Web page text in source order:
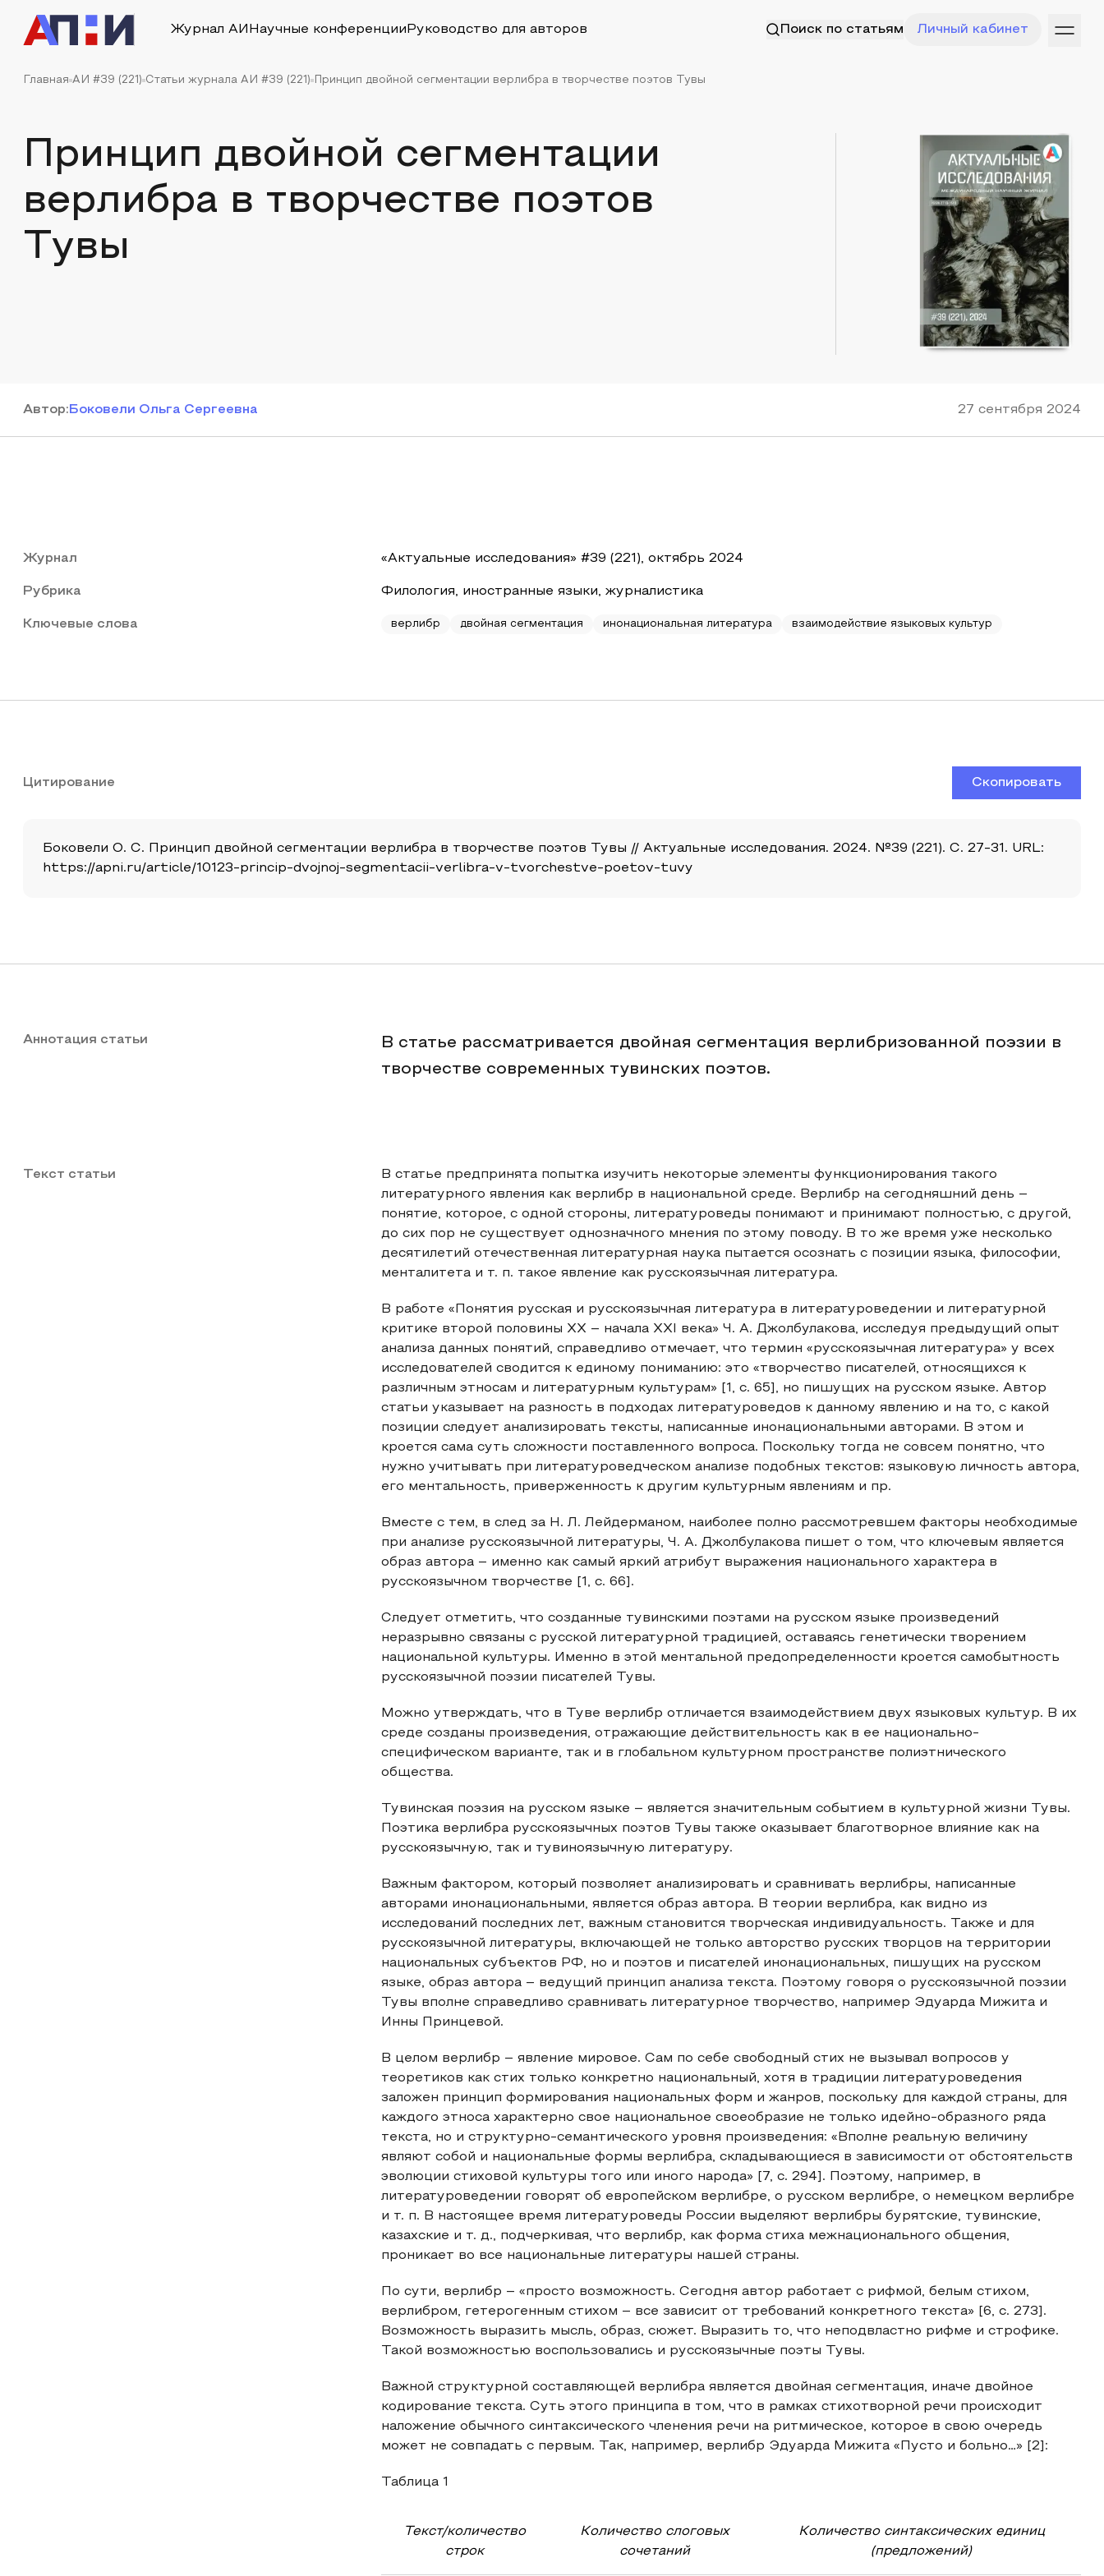
Журнал АИ Научные конференции Руководство для авторов Поиск по статьям Личный кабинет
Главная АИ #39 (221) Статьи журнала АИ #39 (221) Принцип двойной сегментации верлибра в творчестве поэтов Тувы
Принцип двойной сегментации
верлибра в творчестве поэтов
Тувы
Автор: Боковели Ольга Сергеевна 27 сентября 2024
Журнал «Актуальные исследования» #39 (221), октябрь 2024
Рубрика Филология, иностранные языки, журналистика
Ключевые слова верлибр двойная сегментация инонациональная литература взаимодействие языковых культур
Цитирование Скопировать
Боковели О. С. Принцип двойной сегментации верлибра в творчестве поэтов Тувы // Актуальные исследования. 2024. №39 (221). С. 27-31. URL:
https://apni.ru/article/10123-princip-dvojnoj-segmentacii-verlibra-v-tvorchestve-poetov-tuvy
Аннотация статьи
В статье рассматривается двойная сегментация верлибризованной поэзии в
творчестве современных тувинских поэтов.
Текст статьи
В статье предпринята попытка изучить некоторые элементы функционирования такого
литературного явления как верлибр в национальной среде. Верлибр на сегодняшний день –
понятие, которое, с одной стороны, литературоведы понимают и принимают полностью, с другой,
до сих пор не существует однозначного мнения по этому поводу. В то же время уже несколько
десятилетий отечественная литературная наука пытается осознать с позиции языка, философии,
менталитета и т. п. такое явление как русскоязычная литература.
В работе «Понятия русская и русскоязычная литература в литературоведении и литературной
критике второй половины XX – начала XXI века» Ч. А. Джолбулакова, исследуя предыдущий опыт
анализа данных понятий, справедливо отмечает, что термин «русскоязычная литература» у всех
исследователей сводится к единому пониманию: это «творчество писателей, относящихся к
различным этносам и литературным культурам» [1, с. 65], но пишущих на русском языке. Автор
статьи указывает на разность в подходах литературоведов к данному явлению и на то, с какой
позиции следует анализировать тексты, написанные инонациональными авторами. В этом и
кроется сама суть сложности поставленного вопроса. Поскольку тогда не совсем понятно, что
нужно учитывать при литературоведческом анализе подобных текстов: языковую личность автора,
его ментальность, приверженность к другим культурным явлениям и пр.
Вместе с тем, в след за Н. Л. Лейдерманом, наиболее полно рассмотревшем факторы необходимые
при анализе русскоязычной литературы, Ч. А. Джолбулакова пишет о том, что ключевым является
образ автора – именно как самый яркий атрибут выражения национального характера в
русскоязычном творчестве [1, с. 66].
Следует отметить, что созданные тувинскими поэтами на русском языке произведений
неразрывно связаны с русской литературной традицией, оставаясь генетически творением
национальной культуры. Именно в этой ментальной предопределенности кроется самобытность
русскоязычной поэзии писателей Тувы.
Можно утверждать, что в Туве верлибр отличается взаимодействием двух языковых культур. В их
среде созданы произведения, отражающие действительность как в ее национально-
специфическом варианте, так и в глобальном культурном пространстве полиэтнического
общества.
Тувинская поэзия на русском языке – является значительным событием в культурной жизни Тувы.
Поэтика верлибра русскоязычных поэтов Тувы также оказывает благотворное влияние как на
русскоязычную, так и тувиноязычную литературу.
Важным фактором, который позволяет анализировать и сравнивать верлибры, написанные
авторами инонациональными, является образ автора. В теории верлибра, как видно из
исследований последних лет, важным становится творческая индивидуальность. Также и для
русскоязычной литературы, включающей не только авторство русских творцов на территории
национальных субъектов РФ, но и поэтов и писателей инонациональных, пишущих на русском
языке, образ автора – ведущий принцип анализа текста. Поэтому говоря о русскоязычной поэзии
Тувы вполне справедливо сравнивать литературное творчество, например Эдуарда Мижита и
Инны Принцевой.
В целом верлибр – явление мировое. Сам по себе свободный стих не вызывал вопросов у
теоретиков как стих только конкретно национальный, хотя в традиции литературоведения
заложен принцип формирования национальных форм и жанров, поскольку для каждой страны, для
каждого этноса характерно свое национальное своеобразие не только идейно-образного ряда
текста, но и структурно-семантического уровня произведения: «Вполне реальную величину
являют собой и национальные формы верлибра, складывающиеся в зависимости от обстоятельств
эволюции стиховой культуры того или иного народа» [7, с. 294]. Поэтому, например, в
литературоведении говорят об европейском верлибре, о русском верлибре, о немецком верлибре
и т. п. В настоящее время литературоведы России выделяют верлибры бурятские, тувинские,
казахские и т. д., подчеркивая, что верлибр, как форма стиха межнационального общения,
проникает во все национальные литературы нашей страны.
По сути, верлибр – «просто возможность. Сегодня автор работает с рифмой, белым стихом,
верлибром, гетерогенным стихом – все зависит от требований конкретного текста» [6, с. 273].
Возможность выразить мысль, образ, сюжет. Выразить то, что неподвластно рифме и строфике.
Такой возможностью воспользовались и русскоязычные поэты Тувы.
Важной структурной составляющей верлибра является двойная сегментация, иначе двойное
кодирование текста. Суть этого принципа в том, что в рамках стихотворной речи происходит
наложение обычного синтаксического членения речи на ритмическое, которое в свою очередь
может не совпадать с первым. Так, например, верлибр Эдуарда Мижита «Пусто и больно…» [2]:
Таблица 1
Текст/количество
строк
Количество слоговых
сочетаний
Количество синтаксических единиц
(предложений)